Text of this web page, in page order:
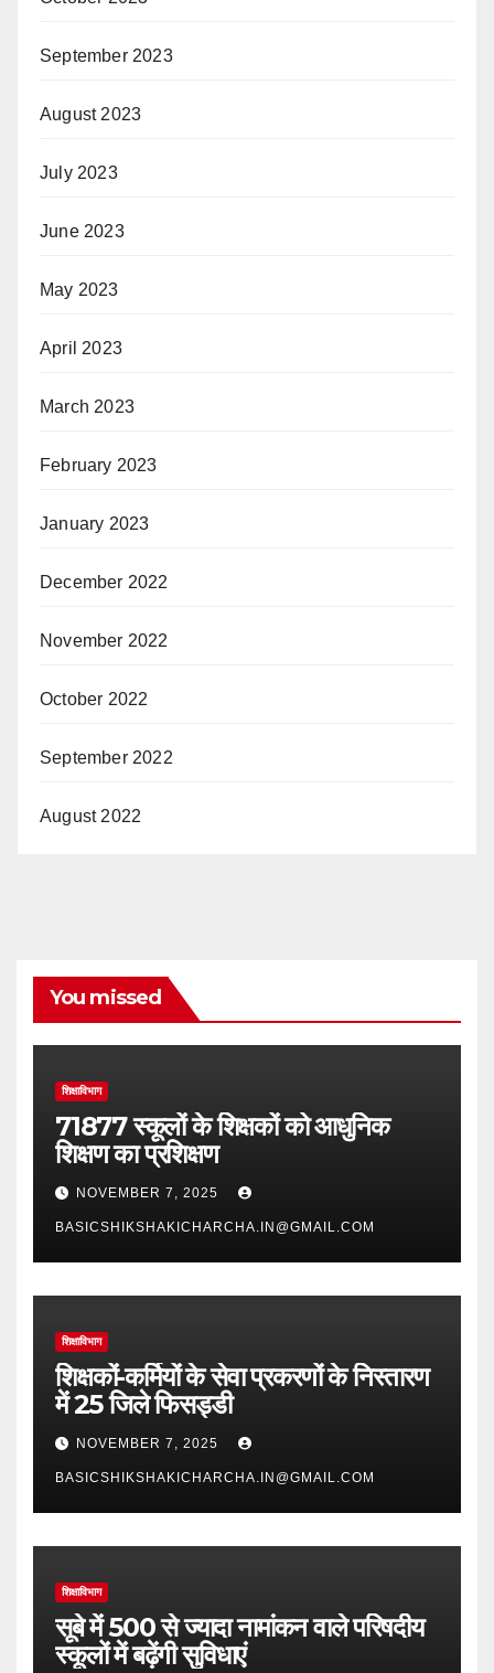
September 2023
August 2023
July 2023
June 2023
May 2023
April 2023
March 2023
February 2023
January 2023
December 2022
November 2022
October 2022
September 2022
August 2022
You missed
शिक्षाविभाग
71877 स्कूलों के शिक्षकों को आधुनिक
शिक्षण का प्रशिक्षण
NOVEMBER 7, 2025
BASICSHIKSHAKICHARCHA.IN@GMAIL.COM
शिक्षाविभाग
शिक्षकों-कर्मियों के सेवा प्रकरणों के निस्तारण
में 25 जिले फिसड्डी
NOVEMBER 7, 2025
BASICSHIKSHAKICHARCHA.IN@GMAIL.COM
शिक्षाविभाग
सूबे में 500 से ज्यादा नामांकन वाले परिषदीय
स्कूलों में बढ़ेंगी सुविधाएं